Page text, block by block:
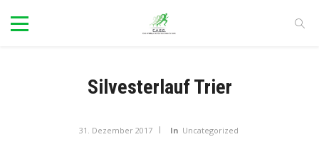
Silvesterlauf Trier
31. Dezember 2017 In Uncategorized